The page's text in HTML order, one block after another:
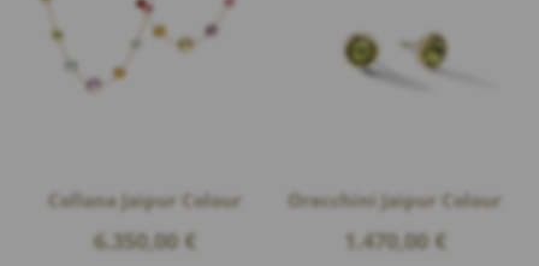
Collana Jaipur Colour
6.350,00 €
Orecchini Jaipur Colour
1.470,00 €